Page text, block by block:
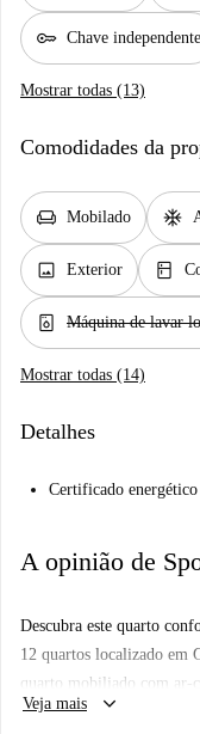
key Chave independente
Mostrar todas (13)
Comodidades da
chair Mobilado ac_unit
image Exterior kitchen
dishwasher_gen Máquina de lavar
Mostrar todas (14)
Detalhes
Certificado energético
A opinião de
Descubra este quarto
12 quartos localizado em
quarto mobiliado com ar-
uma estadia agradável. A
Veja mais keyboard_arrow_down